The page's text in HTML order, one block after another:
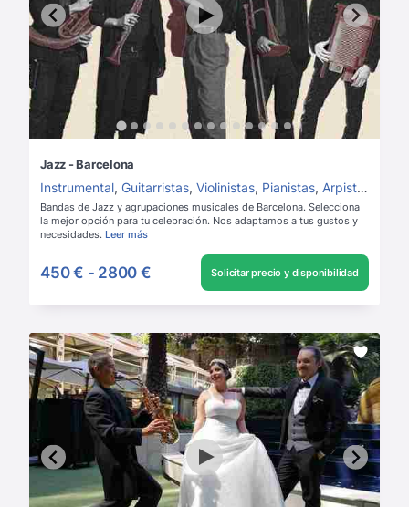
Jazz - Barcelona
Instrumental, Guitarristas, Violinistas, Pianistas, Arpistas
Bandas de Jazz y agrupaciones musicales de Barcelona. Selecciona
la mejor opción para tu celebración. Nos adaptamos a tus gustos y
necesidades. Leer más
450 € - 2800 € Solicitar precio y disponibilidad